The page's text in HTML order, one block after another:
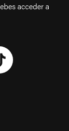
acceder a